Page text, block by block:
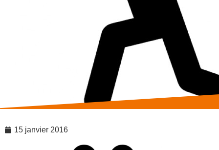
15 janvier 2016